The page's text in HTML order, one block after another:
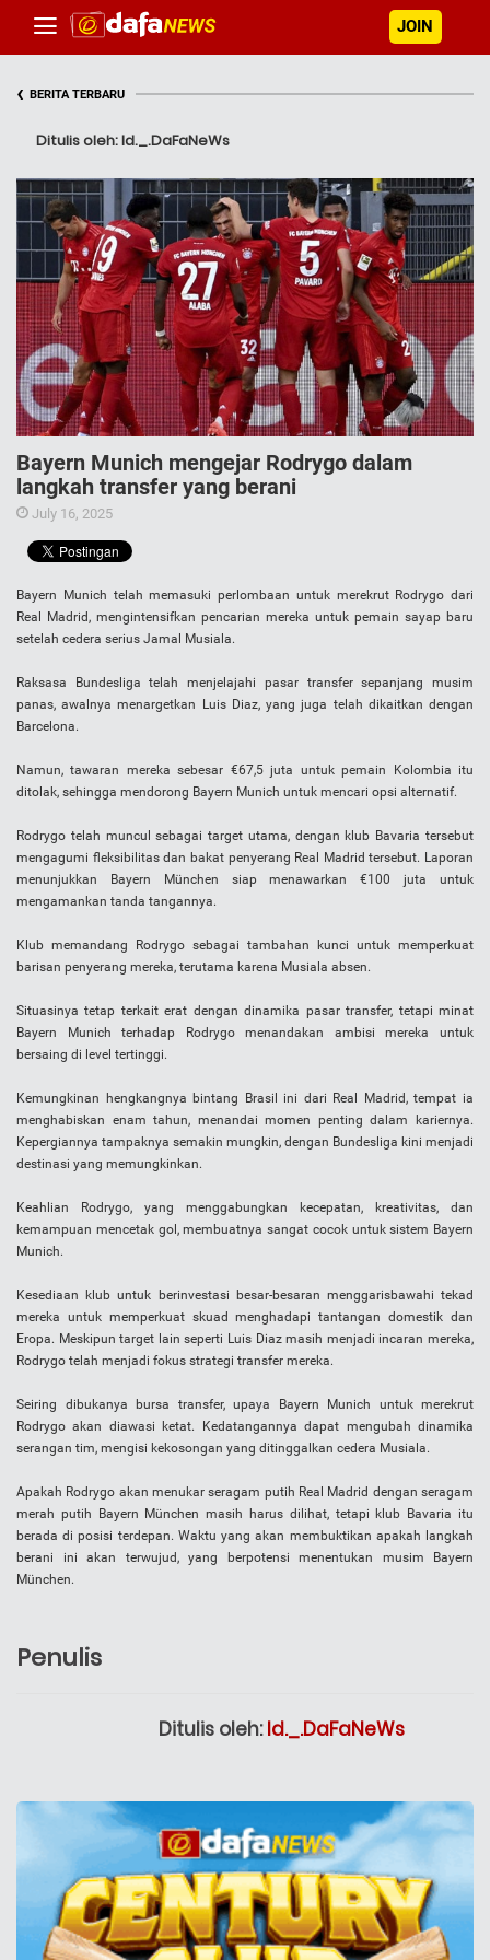
JOIN
‹ BERITA TERBARU
Ditulis oleh: Id._.DaFaNeWs
Bayern Munich mengejar Rodrygo dalam
langkah transfer yang berani
July 16, 2025
Bayern Munich telah memasuki perlombaan untuk merekrut Rodrygo dari
Real Madrid, mengintensifkan pencarian mereka untuk pemain sayap baru
setelah cedera serius Jamal Musiala.
Raksasa Bundesliga telah menjelajahi pasar transfer sepanjang musim
panas, awalnya menargetkan Luis Diaz, yang juga telah dikaitkan dengan
Barcelona.
Namun, tawaran mereka sebesar €67,5 juta untuk pemain Kolombia itu
ditolak, sehingga mendorong Bayern Munich untuk mencari opsi alternatif.
Rodrygo telah muncul sebagai target utama, dengan klub Bavaria tersebut
mengagumi fleksibilitas dan bakat penyerang Real Madrid tersebut. Laporan
menunjukkan Bayern München siap menawarkan €100 juta untuk
mengamankan tanda tangannya.
Klub memandang Rodrygo sebagai tambahan kunci untuk memperkuat
barisan penyerang mereka, terutama karena Musiala absen.
Situasinya tetap terkait erat dengan dinamika pasar transfer, tetapi minat
Bayern Munich terhadap Rodrygo menandakan ambisi mereka untuk
bersaing di level tertinggi.
Kemungkinan hengkangnya bintang Brasil ini dari Real Madrid, tempat ia
menghabiskan enam tahun, menandai momen penting dalam kariernya.
Kepergiannya tampaknya semakin mungkin, dengan Bundesliga kini menjadi
destinasi yang memungkinkan.
Keahlian Rodrygo, yang menggabungkan kecepatan, kreativitas, dan
kemampuan mencetak gol, membuatnya sangat cocok untuk sistem Bayern
Munich.
Kesediaan klub untuk berinvestasi besar-besaran menggarisbawahi tekad
mereka untuk memperkuat skuad menghadapi tantangan domestik dan
Eropa. Meskipun target lain seperti Luis Diaz masih menjadi incaran mereka,
Rodrygo telah menjadi fokus strategi transfer mereka.
Seiring dibukanya bursa transfer, upaya Bayern Munich untuk merekrut
Rodrygo akan diawasi ketat. Kedatangannya dapat mengubah dinamika
serangan tim, mengisi kekosongan yang ditinggalkan cedera Musiala.
Apakah Rodrygo akan menukar seragam putih Real Madrid dengan seragam
merah putih Bayern München masih harus dilihat, tetapi klub Bavaria itu
berada di posisi terdepan. Waktu yang akan membuktikan apakah langkah
berani ini akan terwujud, yang berpotensi menentukan musim Bayern
München.
Penulis
Ditulis oleh:Id._.DaFaNeWs